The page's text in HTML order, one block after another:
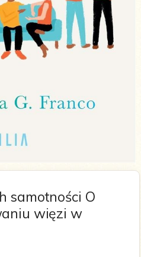
samotności O
więzi w